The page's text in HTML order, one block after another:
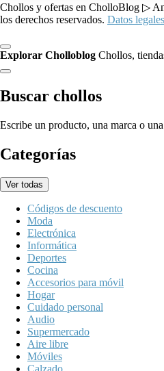
Chollos y ofertas en CholloBlog ▷
los derechos reservados. Datos legales
Explorar Cholloblog Chollos,
Buscar chollos
Escribe un producto, una marca o
Categorías
Ver todas
Códigos de descuento
Moda
Electrónica
Informática
Deportes
Cocina
Accesorios para móvil
Hogar
Cuidado personal
Audio
Supermercado
Aire libre
Móviles